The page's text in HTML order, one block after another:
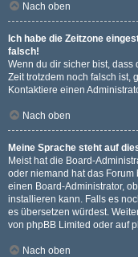
Nach oben
Ich habe die Zeitzone
falsch!
Wenn du dir sicher bist,
Zeit trotzdem noch falsch ist,
Kontaktiere einen
Nach oben
Meine Sprache steht auf
Meist hat die Board-
oder niemand hat das
einen Board-Administrator,
installieren kann. Falls es
es übersetzen würdest.
von phpBB Limited oder auf
Nach oben